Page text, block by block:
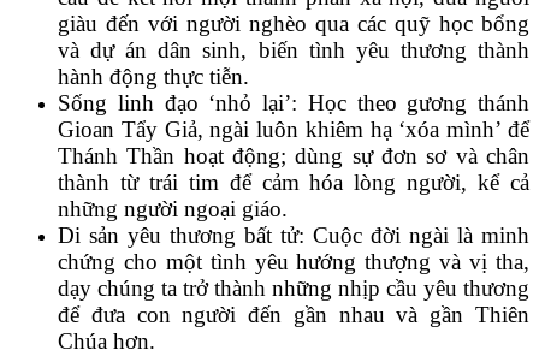
giàu đến với người nghèo qua các quỹ học bổng
và dự án dân sinh, biến tình yêu thương thành
hành động thực tiễn.
Sống linh đạo ‘nhỏ lại’: Học theo gương thánh
Gioan Tẩy Giả, ngài luôn khiêm hạ ‘xóa mình’ để
Thánh Thần hoạt động; dùng sự đơn sơ và chân
thành từ trái tim để cảm hóa lòng người, kể cả
những người ngoại giáo.
Di sản yêu thương bất tử: Cuộc đời ngài là minh
chứng cho một tình yêu hướng thượng và vị tha,
dạy chúng ta trở thành những nhịp cầu yêu thương
để đưa con người đến gần nhau và gần Thiên
Chúa hơn.